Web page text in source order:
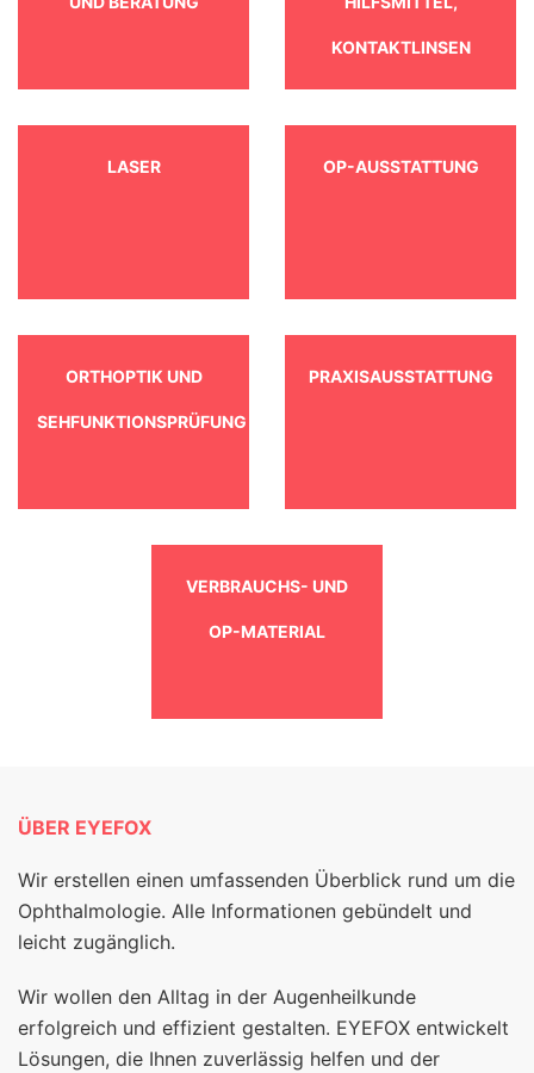
KONTAKTLINSEN
LASER OP-AUSSTATTUNG
ORTHOPTIK UND
SEHFUNKTIONSPRÜFUNG
PRAXISAUSSTATTUNG
VERBRAUCHS- UND
OP-MATERIAL
ÜBER EYEFOX
Wir erstellen einen umfassenden Überblick rund um die
Ophthalmologie. Alle Informationen gebündelt und
leicht zugänglich.
Wir wollen den Alltag in der Augenheilkunde
erfolgreich und effizient gestalten. EYEFOX entwickelt
Lösungen, die Ihnen zuverlässig helfen und der